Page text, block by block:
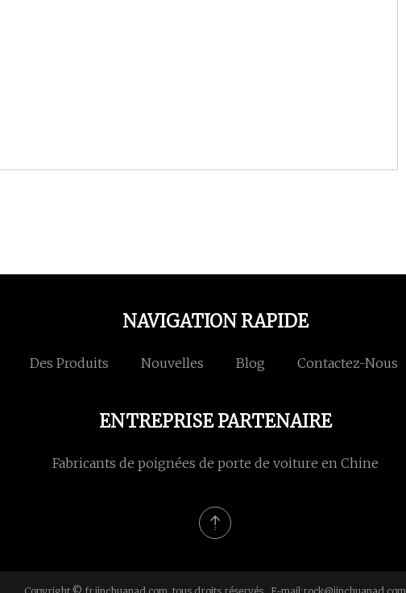
NAVIGATION RAPIDE
Des Produits Nouvelles Blog Contactez-Nous
ENTREPRISE PARTENAIRE
Fabricants de poignées de porte de voiture en Chine